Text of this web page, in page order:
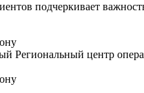
подчеркивает
Региональный центр